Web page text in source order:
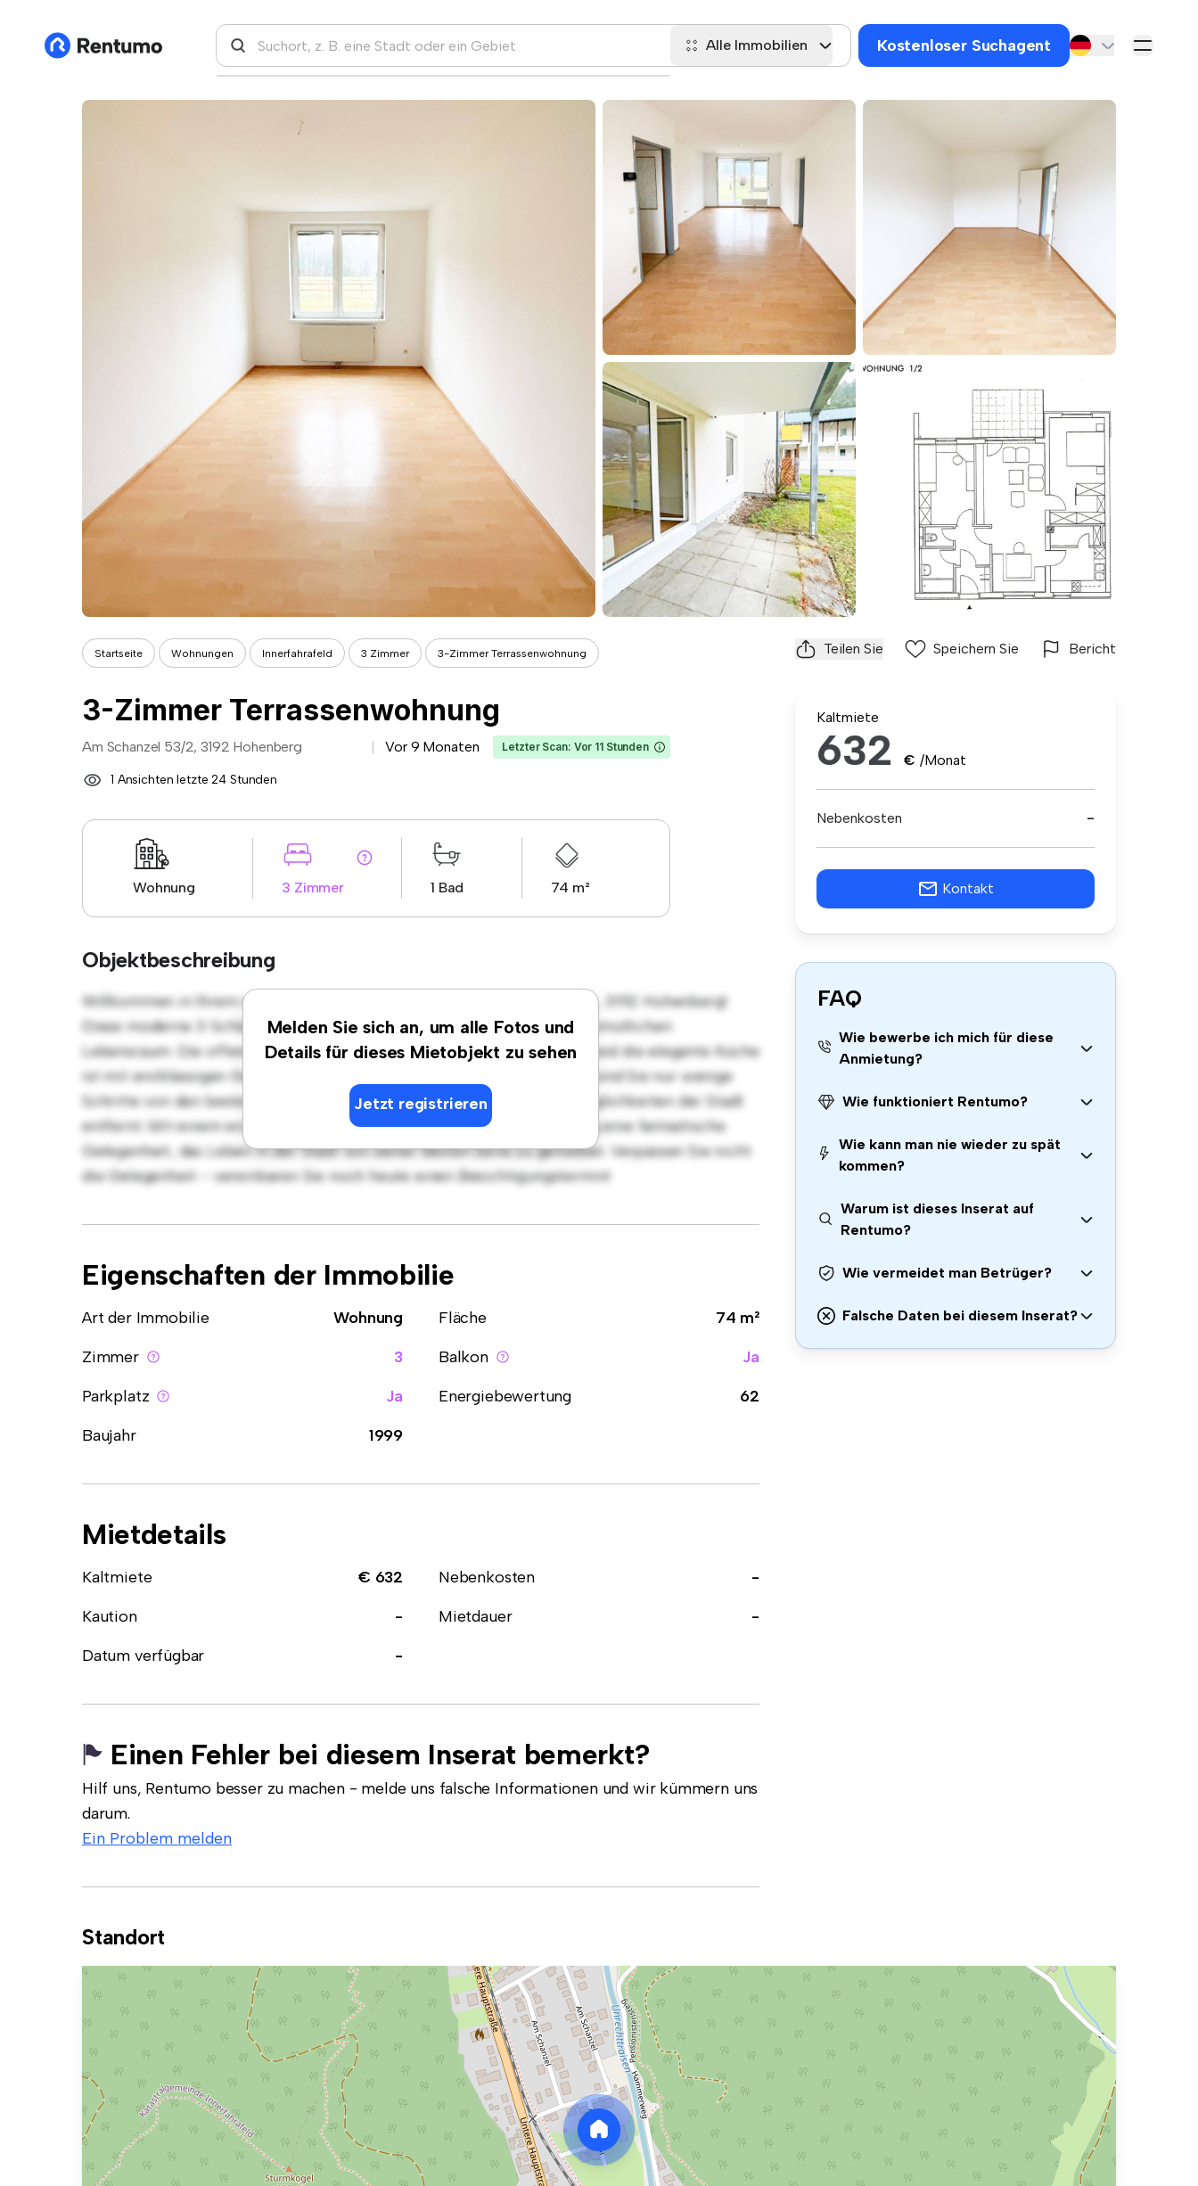
Alle Immobilien Kostenloser Suchagent
Startseite Wohnungen Innerfahrafeld 3 Zimmer 3-Zimmer Terrassenwohnung Teilen Sie Speichern Sie Bericht
3-Zimmer Terrassenwohnung
Am Schanzel 53/2, 3192 Hohenberg Vor 9 Monaten Letzter Scan: Vor 11 Stunden
1 Ansichten letzte 24 Stunden
Wohnung 3 Zimmer 1 Bad 74 m²
Objektbeschreibung
Melden Sie sich an, um alle Fotos und
Details für dieses Mietobjekt zu sehen
Jetzt registrieren
Willkommen in Ihrem neuen urbanen Rückzugsort in Am Schanzel 53/2, 3192 Hohenberg!
Diese moderne 3 Schlafzimmer-Wohnung bietet einen stilvollen und gemütlichen
Lebensraum. Die offene Raumaufteilung eignet sich perfekt für Gäste, und die elegante Küche
ist mit erstklassigen Geräten ausgestattet. Dank der erstklassigen Lage sind Sie nur wenige
Schritte von den besten Restaurants, Geschäften und Unterhaltungsmöglichkeiten der Stadt
entfernt. Mit einem erschwinglichen Preis von € 632 ist diese Wohnung eine fantastische
Gelegenheit, das Leben in der Stadt von seiner besten Seite zu genießen. Verpassen Sie nicht
die Gelegenheit - vereinbaren Sie noch heute einen Besichtigungstermin!
Eigenschaften der Immobilie
Art der Immobilie Wohnung Fläche
74 m²
Zimmer
3 Balkon
Ja
Parkplatz
Ja Energiebewertung
62
Baujahr
1999
Mietdetails
Kaltmiete € 632 Nebenkosten
-
Kaution
- Mietdauer
-
Datum verfügbar
-
Einen Fehler bei diesem Inserat bemerkt?
Hilf uns, Rentumo besser zu machen - melde uns falsche Informationen und wir kümmern uns
darum.
Ein Problem melden
Kaltmiete
632 € /Monat
Nebenkosten -
Kontakt
FAQ
Wie bewerbe ich mich für diese
Anmietung?
Wie funktioniert Rentumo?
Wie kann man nie wieder zu spät
kommen?
Warum ist dieses Inserat auf
Rentumo?
Wie vermeidet man Betrüger?
Falsche Daten bei diesem Inserat?
Standort